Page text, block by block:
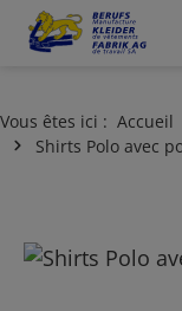
Passer au
Vous êtes ici : Accueil
Shirts Polo avec
Ignorer la